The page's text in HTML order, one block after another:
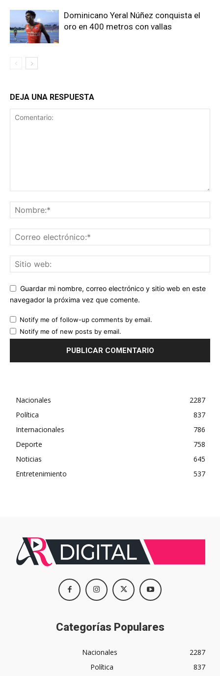
Dominicano Yeral Núñez conquista el
oro en 400 metros con vallas
DEJA UNA RESPUESTA
Guardar mi nombre, correo electrónico y sitio web en este
navegador la próxima vez que comente.
Notify me of follow-up comments by email.
Notify me of new posts by email.
Nacionales
2287
Política
837
Internacionales
786
Deporte
758
Noticias
645
Entretenimiento
537
Categorías Populares
Nacionales
2287
Política
837